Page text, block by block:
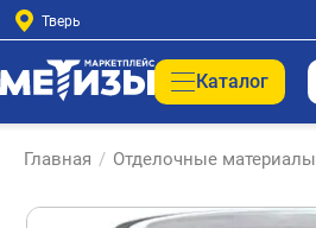
Тверь
Каталог
Главная / Отделочные материалы